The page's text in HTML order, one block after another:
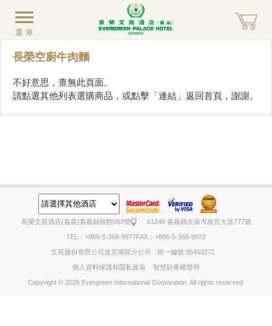
選單
長榮空廚牛肉麵
不好意思，查無此頁面。
請點選其他列表選購商品，或點擊「連結 」返回首頁，謝謝。
長榮文苑酒店(嘉義)嘉義縣旅館063號 61248 嘉義縣太保市故宮大道777號
TEL：+886-5-366-9977FAX：+886-5-366-9972
文苑股份有限公司故宮南院分公司 統一編號:95450271
個人資料保護和隱私政策 智慧財產權聲明
Copyright © 2026 Evergreen International Corporation. All rights reserved.